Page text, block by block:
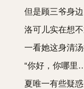
但是顾三爷身边
洛可儿实在想不
一看她这身清汤
“你好，你哪里…
夏唯一有些疑惑